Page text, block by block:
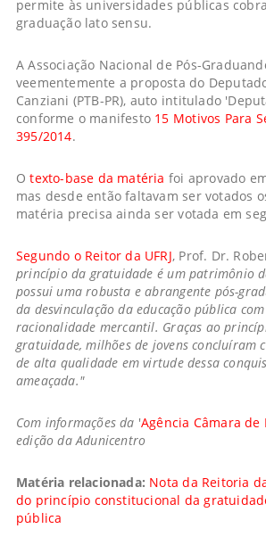
permite às universidades públicas
graduação lato sensu.
A Associação Nacional de Pós-
veementemente a proposta do
Canziani (PTB-PR), auto intitulado
conforme o manifesto 15 Motivos Para
395/2014.
Otexto-base da matéria foi aprovado
mas desde então faltavam ser votados
matéria precisa ainda ser votada em
Segundo o Reitor da UFRJ, Prof. Dr.
princípio da gratuidade é um patrimônio
possui uma robusta e abrangente pós-
da desvinculação da educação pública
racionalidade mercantil. Graças ao
gratuidade, milhões de jovens concluíram
de alta qualidade em virtude dessa
ameaçada."
Com informações da 'Agência Câmara de
edição da Adunicentro
Matéria relacionada: Nota da Reitoria
do princípio constitucional da
pública